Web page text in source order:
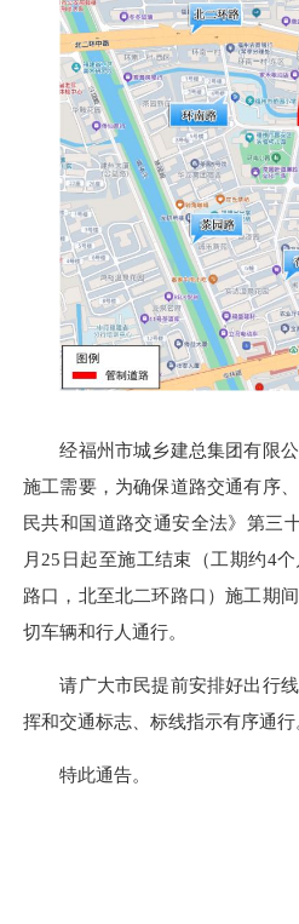
经福州市城乡建总集团有限
施工需要，为确保道路交通有序
民共和国道路交通安全法》第三
月25日起至施工结束（工期约4
路口，北至北二环路口）施工期
切车辆和行人通行。
请广大市民提前安排好出行
挥和交通标志、标线指示有序通行
特此通告。